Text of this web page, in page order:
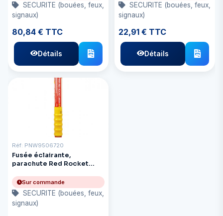
SECURITE (bouées, feux,
signaux)
80,84 € TTC
Détails
SECURITE (bouées, feux,
signaux)
22,91 € TTC
Détails
Réf: PNW9506720
Fusée éclairante,
parachute Red Rocket
par la Garde côtière
américaine
Sur commande
SECURITE (bouées, feux,
signaux)